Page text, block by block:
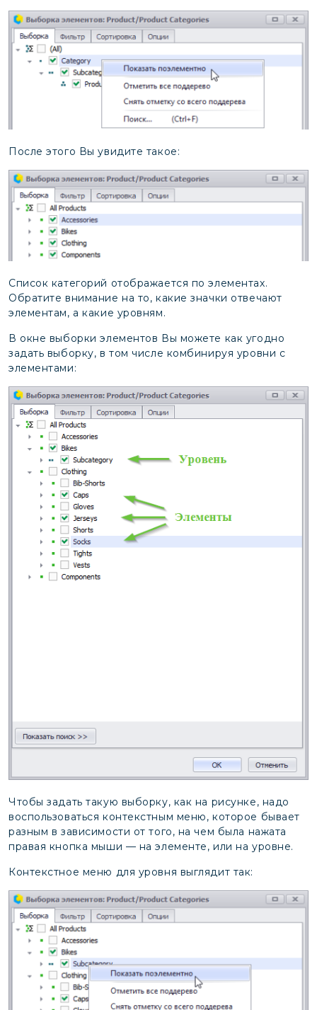
После этого Вы увидите такое:
Список категорий отображается по элементах.
Обратите внимание на то, какие значки отвечают
элементам, а какие уровням.
В окне выборки элементов Вы можете как угодно
задать выборку, в том числе комбинируя уровни с
элементами:
Чтобы задать такую выборку, как на рисунке, надо
воспользоваться контекстным меню, которое бывает
разным в зависимости от того, на чем была нажата
правая кнопка мыши — на элементе, или на уровне.
Контекстное меню для уровня выглядит так: